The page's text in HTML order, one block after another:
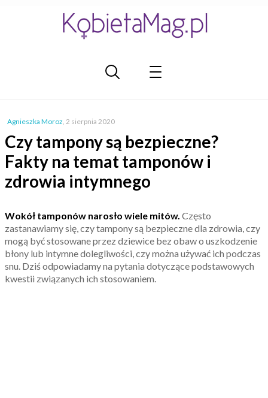
Agnieszka Moroz, 2 sierpnia 2020
Czy tampony są bezpieczne?
Fakty na temat tamponów i
zdrowia intymnego
Wokół tamponów narosło wiele mitów. Często
zastanawiamy się, czy tampony są bezpieczne dla zdrowia, czy
mogą być stosowane przez dziewice bez obaw o uszkodzenie
błony lub intymne dolegliwości, czy można używać ich podczas
snu. Dziś odpowiadamy na pytania dotyczące podstawowych
kwestii związanych ich stosowaniem.